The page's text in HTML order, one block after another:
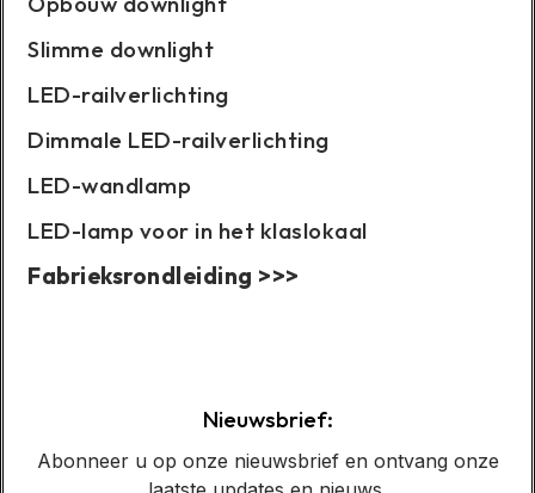
Slimme downlight
LED-railverlichting
Dimmale LED-railverlichting
LED-wandlamp
LED-lamp voor in het klaslokaal
Fabrieksrondleiding >>>
Nieuwsbrief:
Abonneer u op onze nieuwsbrief en ontvang onze